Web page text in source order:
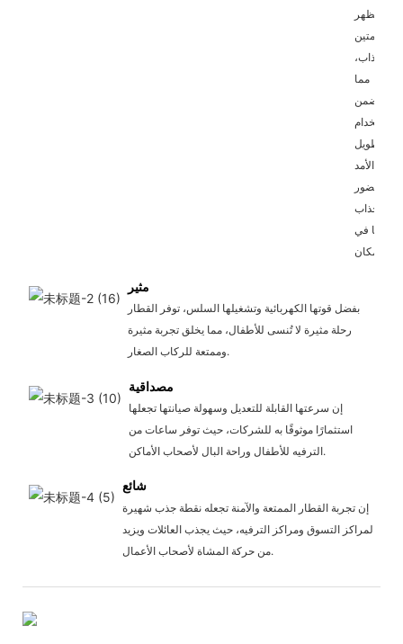
بمظهر
متين
وجذاب،
مما
يضمن
الاستخدام
طويل
الأمد
والحضور
الجذاب
بصريًا في
مثير
بفضل قوتها الكهربائية وتشغيلها السلس، توفر القطار
رحلة مثيرة لا تُنسى للأطفال، مما يخلق تجربة مثيرة
وممتعة للركاب الصغار.
مصداقية
إن سرعتها القابلة للتعديل وسهولة صيانتها تجعلها
استثمارًا موثوقًا به للشركات، حيث توفر ساعات من
الترفيه للأطفال وراحة البال لأصحاب الأماكن.
شائع
إن تجربة القطار الممتعة والآمنة تجعله نقطة جذب شهيرة
لمراكز التسوق ومراكز الترفيه، حيث يجذب العائلات ويزيد
من حركة المشاة لأصحاب الأعمال.